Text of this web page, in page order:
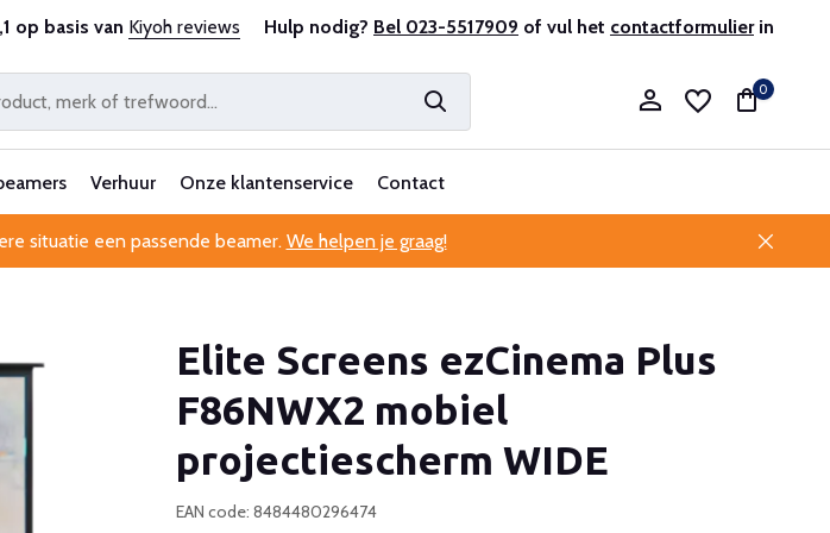
Al 25 jaar betrouwbaar en ervaren Professionele klantenservice
op basis van Kiyoh reviews Hulp nodig? Bel 023-5517909 of vul het contactformulierin
Account aanmaken
0
Verhuur Onze klantenservice Contact
situatie een passende beamer. We helpen je graag!
Elite Screens ezCinema Plus
F86NWX2 mobiel
projectiescherm WIDE
EAN code: 8484480296474